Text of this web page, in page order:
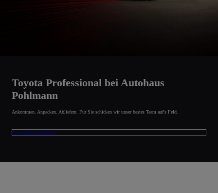
Toyota Professional bei Autohaus
Pohlmann
Ankommen. Anpacken. Abliefern. Für Sie schicken wir unser bestes Team auf's Feld.
Zu unseren Angeboten